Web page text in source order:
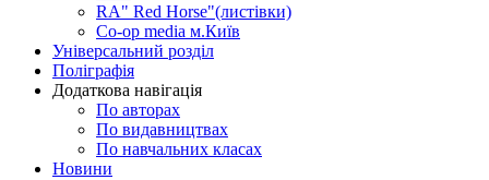
RA" Red Horse"(листівки)
Co-op media м.Київ
Універсальний розділ
Поліграфія
Додаткова навігація
По авторах
По видавництвах
По навчальних класах
Новини